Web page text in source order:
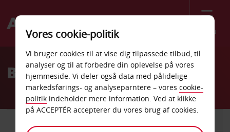
Menu
Welcome
AvisBilleje Mosjøen Lufthavn
Vores cookie-politik
Vi bruger cookies til at vise dig tilpassede tilbud, til
analyser og til at forbedre din oplevelse på vores
hjemmeside. Vi deler også data med pålidelige
markedsførings- og analyseparntere – vores cookie-
politik indeholder mere information. Ved at klikke
på ACCEPTÉR accepterer du vores brug af cookies.